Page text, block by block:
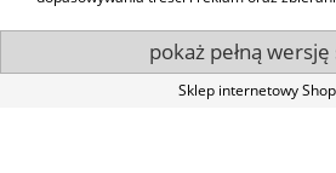
pokaż pełną
Sklep internetowy